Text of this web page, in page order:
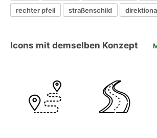
rechter pfeil
straßenschild
Icons mit demselben Konzept